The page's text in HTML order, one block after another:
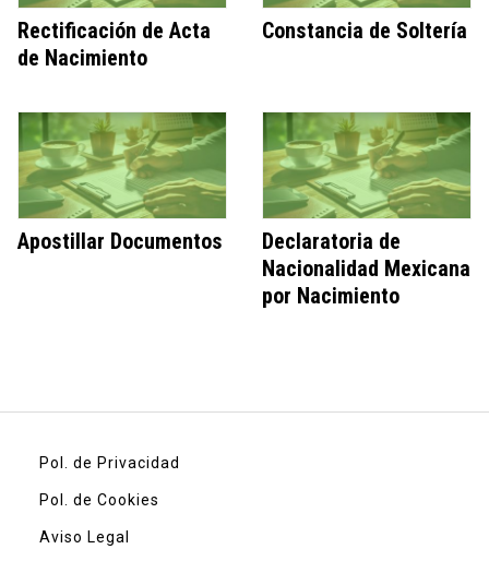
Rectificación de Acta
de Nacimiento
Constancia de Soltería
Apostillar Documentos
Declaratoria de
Nacionalidad Mexicana
por Nacimiento
Pol. de Privacidad
Pol. de Cookies
Aviso Legal